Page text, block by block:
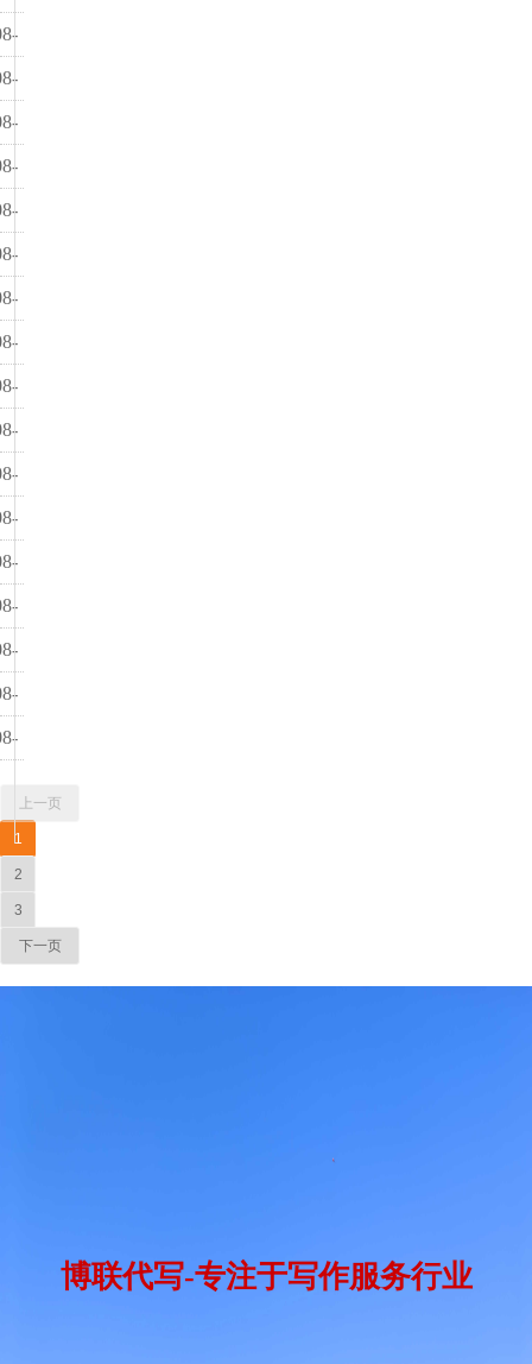
代写法律文书、民事起诉状、答辩状、劳动仲裁申请
代做PPT设计制作、PPT修改、PPT文稿、PPT模板
代写项目申报材料、创建材料、验收材料、结项材料
代写卷首语、序言、前言、写在前面、后记
代写童谣、儿歌、三句半、快板书、相声、小品
代写企业网评、经济评论、商业评论、文艺评论、活动评论
代写微信公众号文章、微博文章、博客文章、网站文案
代写自媒体软文、企业宣传软文、产品软文
代写软文、原创软文、网站SEO软文、网站推广文章
代写情书、情诗、表白信、求爱信、感情故事
代写征文、比赛征文、活动征文、主题征文
代写会议开幕词、会议闭幕词、欢迎词、答谢词
代写个人简历、求职自荐信、调岗申请、辞职申请
代写新年贺词、新春贺辞、会议贺词、贺电、贺信
代写演讲稿、竞聘演讲、参赛演讲、就职演讲
代写会议发言、会议讲话、主持发言、就职发言
代写婚礼主持发言、宴会主持发言、活动主持发言
上一页
1
2
3
下一页
结、代写年度总结、代写季度总结、代写月度总结、代写周报、代写日报、代写项目总结、代写个人
写广告文案、代写宣传稿、代写新闻稿、代写博客、代写SEO文章、代写产品描述、代写电商文案 代
写营销策划、代写市场分析、代写营销方案、代写策划案、、写广告策划、代写广告语、代写广告软
博联代写-专注于写作服务行业